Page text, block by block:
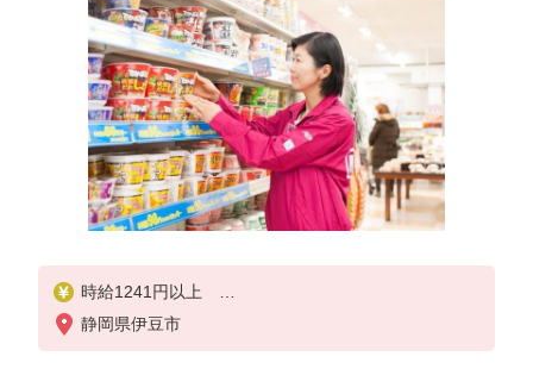
時給1241円以上
◆日祝は時給＋100円＋レジ（接客、お買物精算業務
静岡県伊豆市